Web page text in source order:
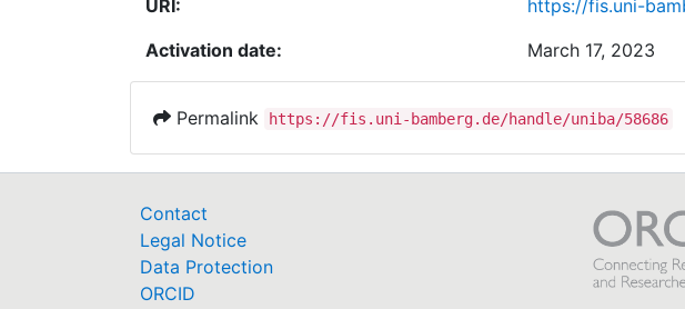
URI:
https://fis.uni-
Activation date:
March 17, 2023
Permalink https://fis.uni-bamberg.de/handle/uniba/58686
Contact
Legal Notice
Data Protection
ORCID